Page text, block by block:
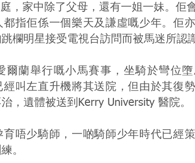
，家中除了父母，還有一姐一妹。佢
都指佢係一個樂天及謙虛嘅少年。佢
欄明星接受電視台訪問而被馬迷所認
爾蘭舉行嘅小馬賽事，坐騎於彎位
經叫左直升機將其送院，但由於其復
，遺體被送到Kerry University 醫院。
育唔少騎師，一啲騎師少年時代已經
。